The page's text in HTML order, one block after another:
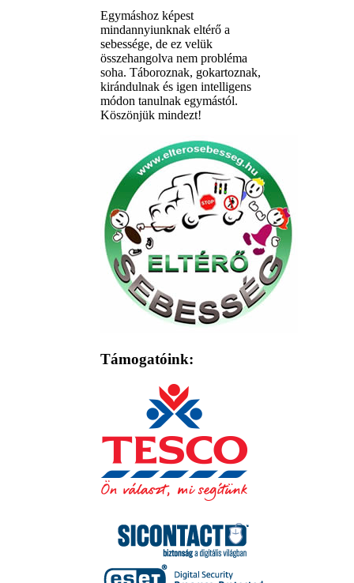
Egymáshoz képest
mindannyiunknak eltérő a
sebessége, de ez velük
összehangolva nem probléma
soha. Táboroznak, gokartoznak,
kirándulnak és igen intelligens
módon tanulnak egymástól.
Köszönjük mindezt!
Támogatóink: